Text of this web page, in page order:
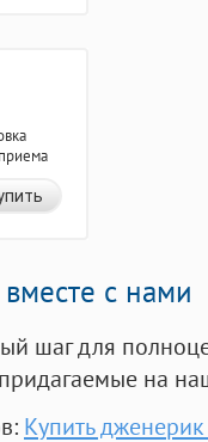
с нами
шаг для
на
Купить